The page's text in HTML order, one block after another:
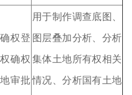
权登
确权
审批
用于制作调查底图、
图层叠加分析、分析
集体土地所有权相关
情况、分析国有土地